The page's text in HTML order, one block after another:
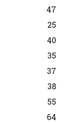
47
25
40
35
37
38
55
64